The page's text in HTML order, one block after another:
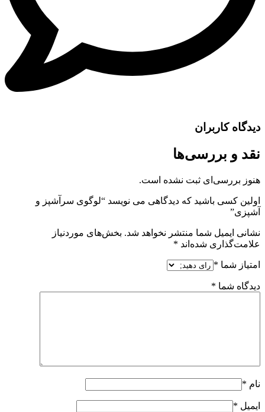
دیدگاه کاربران
نقد و بررسی‌ها
هنوز بررسی‌ای ثبت نشده است.
اولین کسی باشید که دیدگاهی می نویسد “لوگوی سرآشپز و
آشپزی”
نشانی ایمیل شما منتشر نخواهد شد. بخش‌های موردنیاز
علامت‌گذاری شده‌اند *
امتیاز شما *
دیدگاه شما *
نام *
ایمیل *